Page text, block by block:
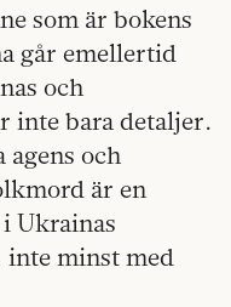
som är bokens
går emellertid
och
inte bara detaljer.
och
är en
Ukrainas
minst med